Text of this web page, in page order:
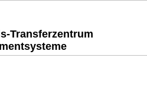
Transferzentrum